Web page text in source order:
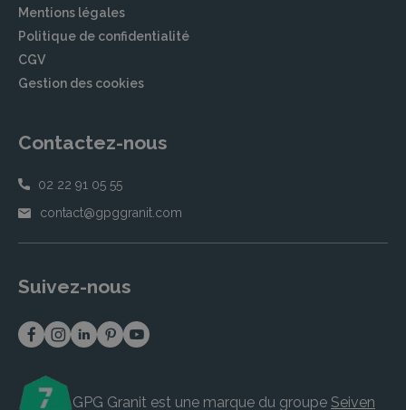
Mentions légales
Politique de confidentialité
CGV
Gestion des cookies
Contactez-nous
02 22 91 05 55
contact@gpggranit.com
Suivez-nous
GPG Granit est une marque du groupe Seiven